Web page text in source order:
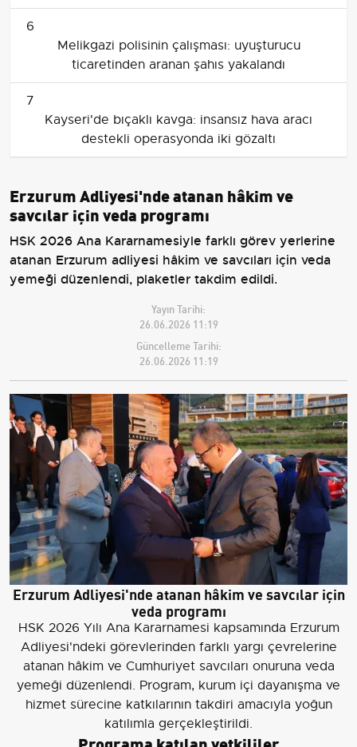
6
Melikgazi polisinin çalışması: uyuşturucu
ticaretinden aranan şahıs yakalandı
7
Kayseri'de bıçaklı kavga: insansız hava aracı
destekli operasyonda iki gözaltı
Erzurum Adliyesi'nde atanan hâkim ve
savcılar için veda programı
HSK 2026 Ana Kararnamesiyle farklı görev yerlerine
atanan Erzurum adliyesi hâkim ve savcıları için veda
yemeği düzenlendi, plaketler takdim edildi.
Yayın Tarihi:
26.06.2026 11:19
Güncelleme Tarihi:
26.06.2026 11:19
Erzurum Adliyesi'nde atanan hâkim ve savcılar için
veda programı
HSK 2026 Yılı Ana Kararnamesi kapsamında Erzurum
Adliyesi'ndeki görevlerinden farklı yargı çevrelerine
atanan hâkim ve Cumhuriyet savcıları onuruna veda
yemeği düzenlendi. Program, kurum içi dayanışma ve
hizmet sürecine katkılarının takdiri amacıyla yoğun
katılımla gerçekleştirildi.